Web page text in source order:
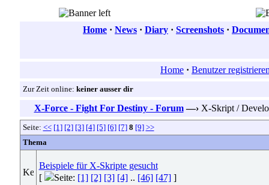
Home · News · Diary · Screenshots ·
Home · Benutzer
Zur Zeit online: keiner ausser dir
X-Force - Fight For Destiny - Forum —›X-Skript /
Seite: << [1] [2] [3] [4] [5] [6] [7] 8 [9] >>
Thema
Beispiele für X-Skripte gesucht
[
Seite: [1] [2] [3] [4].. [46] [47]]